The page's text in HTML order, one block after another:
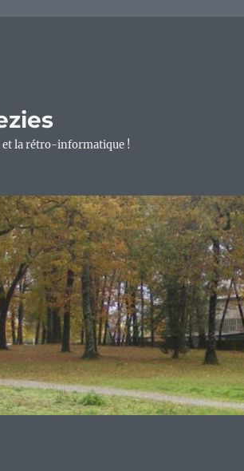
et la rétro-informatique !